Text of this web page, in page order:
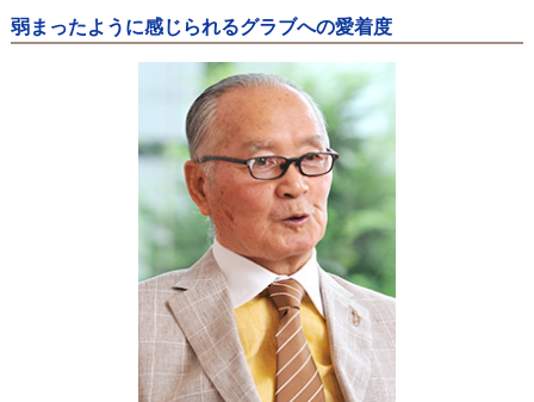
弱まったように感じられるグラブへの愛着度